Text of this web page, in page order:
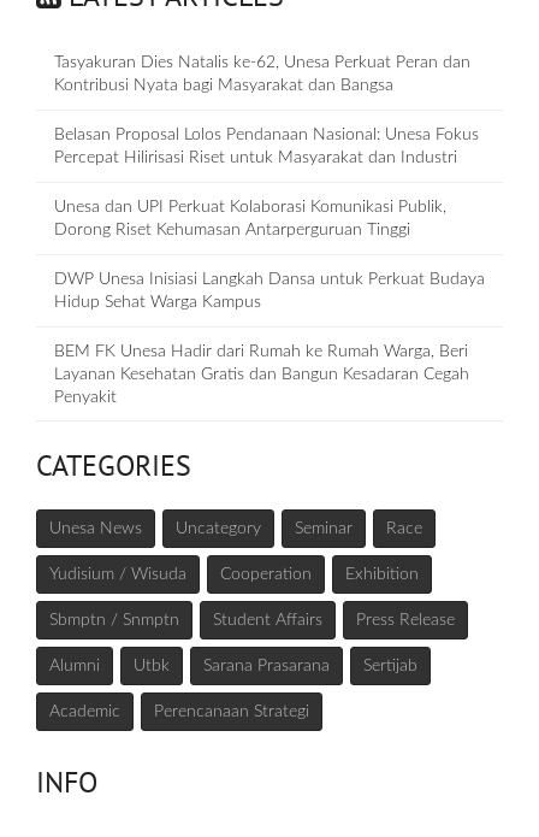
Tasyakuran Dies Natalis ke-62, Unesa Perkuat Peran dan
Kontribusi Nyata bagi Masyarakat dan Bangsa
Belasan Proposal Lolos Pendanaan Nasional: Unesa Fokus
Percepat Hilirisasi Riset untuk Masyarakat dan Industri
Unesa dan UPI Perkuat Kolaborasi Komunikasi Publik,
Dorong Riset Kehumasan Antarperguruan Tinggi
DWP Unesa Inisiasi Langkah Dansa untuk Perkuat Budaya
Hidup Sehat Warga Kampus
BEM FK Unesa Hadir dari Rumah ke Rumah Warga, Beri
Layanan Kesehatan Gratis dan Bangun Kesadaran Cegah
Penyakit
CATEGORIES
Unesa News Uncategory Seminar Race
Yudisium / Wisuda Cooperation Exhibition
Sbmptn / Snmptn Student Affairs Press Release
Alumni Utbk Sarana Prasarana Sertijab
Academic Perencanaan Strategi
INFO